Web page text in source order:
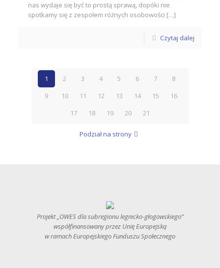
nas wydaje się być to prostą sprawą, dopóki nie
spotkamy się z zespołem różnych osobowości […]
Czytaj dalej
1 2 3 4 5 6 7
8
9
10 11 12 13 14 15
16
17
18 19 20 21
Podział na strony
Projekt „OWES dla subregionu legnicko-głogowskiego”
współfinansowany przez Unię Europejską
w ramach Europejskiego Funduszu Społecznego